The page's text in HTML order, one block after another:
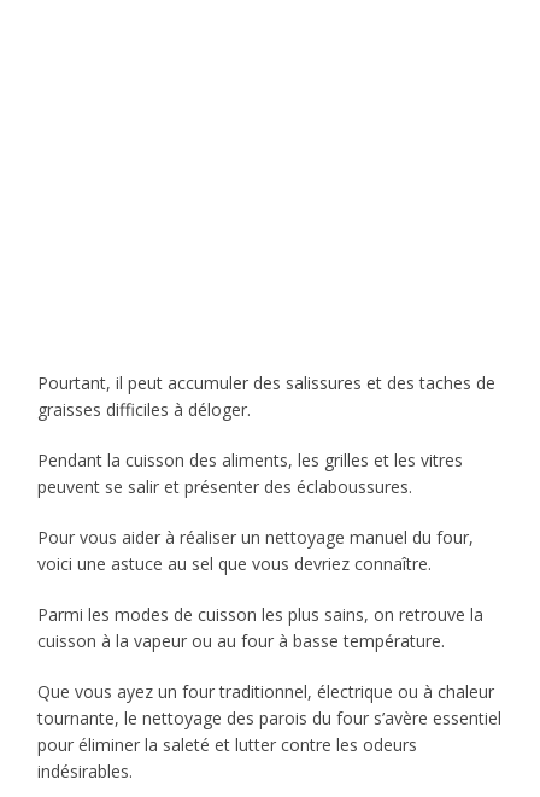
Pourtant, il peut accumuler des salissures et des taches de
graisses difficiles à déloger.
Pendant la cuisson des aliments, les grilles et les vitres
peuvent se salir et présenter des éclaboussures.
Pour vous aider à réaliser un nettoyage manuel du four,
voici une astuce au sel que vous devriez connaître.
Parmi les modes de cuisson les plus sains, on retrouve la
cuisson à la vapeur ou au four à basse température.
Que vous ayez un four traditionnel, électrique ou à chaleur
tournante, le nettoyage des parois du four s’avère essentiel
pour éliminer la saleté et lutter contre les odeurs
indésirables.